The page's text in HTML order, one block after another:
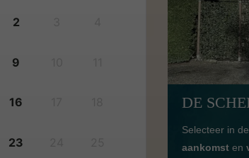
2
9
16
23
DE
Selecteer in
aankomst en